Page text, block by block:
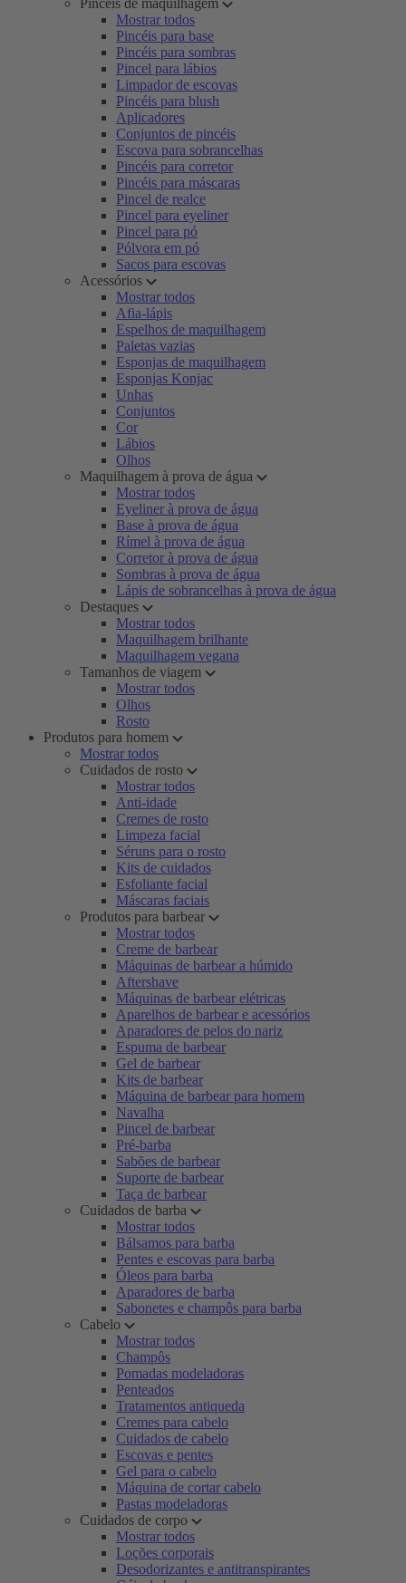
Pincéis de maquilhagem
Mostrar todos
Pincéis para base
Pincéis para sombras
Pincel para lábios
Limpador de escovas
Pincéis para blush
Aplicadores
Conjuntos de pincéis
Escova para sobrancelhas
Pincéis para corretor
Pincéis para máscaras
Pincel de realce
Pincel para eyeliner
Pincel para pó
Pólvora em pó
Sacos para escovas
Acessórios
Mostrar todos
Afia-lápis
Espelhos de maquilhagem
Paletas vazias
Esponjas de maquilhagem
Esponjas Konjac
Unhas
Conjuntos
Cor
Lábios
Olhos
Maquilhagem à prova de água
Mostrar todos
Eyeliner à prova de água
Base à prova de água
Rímel à prova de água
Corretor à prova de água
Sombras à prova de água
Lápis de sobrancelhas à prova de água
Destaques
Mostrar todos
Maquilhagem brilhante
Maquilhagem vegana
Tamanhos de viagem
Mostrar todos
Olhos
Rosto
Produtos para homem
Mostrar todos
Cuidados de rosto
Mostrar todos
Anti-idade
Cremes de rosto
Limpeza facial
Séruns para o rosto
Kits de cuidados
Esfoliante facial
Máscaras faciais
Produtos para barbear
Mostrar todos
Creme de barbear
Máquinas de barbear a húmido
Aftershave
Máquinas de barbear elétricas
Aparelhos de barbear e acessórios
Aparadores de pelos do nariz
Espuma de barbear
Gel de barbear
Kits de barbear
Máquina de barbear para homem
Navalha
Pincel de barbear
Pré-barba
Sabões de barbear
Suporte de barbear
Taça de barbear
Cuidados de barba
Mostrar todos
Bálsamos para barba
Pentes e escovas para barba
Óleos para barba
Aparadores de barba
Sabonetes e champôs para barba
Cabelo
Mostrar todos
Champôs
Pomadas modeladoras
Penteados
Tratamentos antiqueda
Cremes para cabelo
Cuidados de cabelo
Escovas e pentes
Gel para o cabelo
Máquina de cortar cabelo
Pastas modeladoras
Cuidados de corpo
Mostrar todos
Loções corporais
Desodorizantes e antitranspirantes